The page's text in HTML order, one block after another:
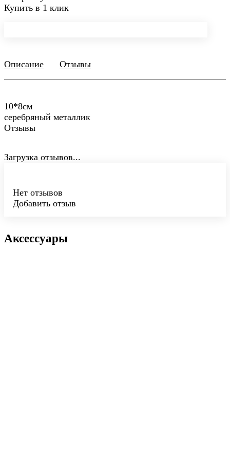
Купить в 1 клик
Описание Отзывы
10*8см
серебряный металлик
Отзывы
Загрузка отзывов...
Нет отзывов
Добавить отзыв
Аксессуары